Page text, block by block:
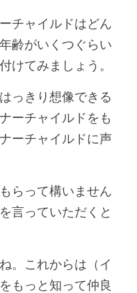
チャイルドはどん
齢がいくつぐらい
けてみましょう。
っきり想像できる
ーチャイルドをも
ーチャイルドに声
らって構いません
言っていただくと
。これからは（イ
もっと知って仲良